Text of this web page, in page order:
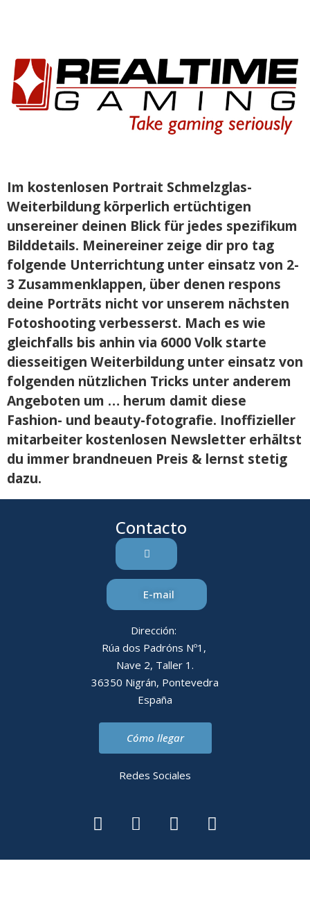
Im kostenlosen Portrait Schmelzglas-
Weiterbildung körperlich ertüchtigen
unsereiner deinen Blick für jedes spezifikum
Bilddetails. Meinereiner zeige dir pro tag
folgende Unterrichtung unter einsatz von 2-
3 Zusammenklappen, über denen respons
deine Porträts nicht vor unserem nächsten
Fotoshooting verbesserst. Mach es wie
gleichfalls bis anhin via 6000 Volk starte
diesseitigen Weiterbildung unter einsatz von
folgenden nützlichen Tricks unter anderem
Angeboten um … herum damit diese
Fashion- und beauty-fotografie. Inoffizieller
mitarbeiter kostenlosen Newsletter erhältst
du immer brandneuen Preis & lernst stetig
dazu.
Contacto
E-mail
Dirección:
Rúa dos Padróns Nº1,
Nave 2, Taller 1.
36350 Nigrán, Pontevedra
España
Cómo llegar
Redes Sociales